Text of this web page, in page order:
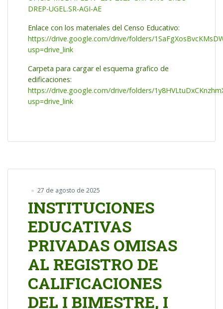
DREP-UGEL.SR-AGI-AE
Enlace con los materiales del Censo Educativo:
https://drive.google.com/drive/folders/
usp=drive_link
Carpeta para cargar el esquema grafico de
edificaciones:
https://drive.google.com/drive/folders/
usp=drive_link
27 de agosto de 2025
INSTITUCIONES
EDUCATIVAS
PRIVADAS OMISAS
AL REGISTRO DE
CALIFICACIONES
DEL I BIMESTRE, I